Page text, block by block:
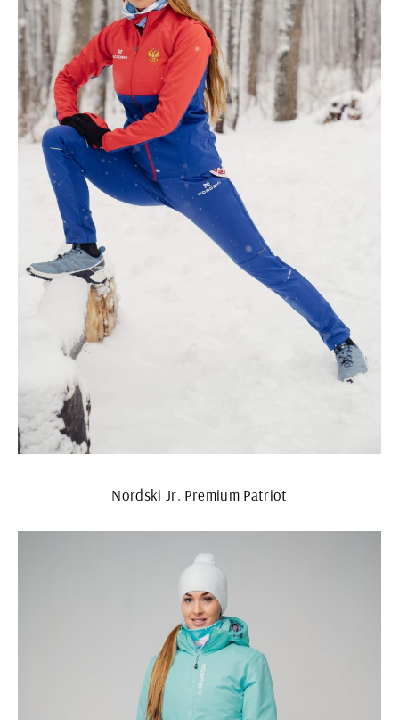
Nordski Jr. Premium Patriot